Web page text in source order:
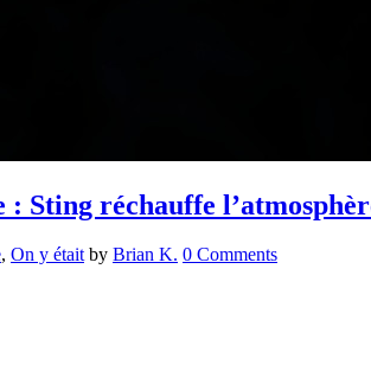
: Sting réchauffe
, On y était by Brian K. 0 Comments